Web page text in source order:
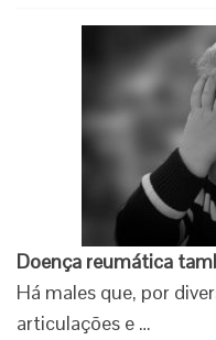
Doença reumática
Há males que, por
articulações e …